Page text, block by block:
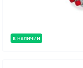
в наличии